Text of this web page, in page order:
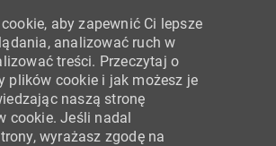
aby zapewnić Ci lepsze
analizować ruch w
treści. Przeczytaj o
plików cookie i jak możesz je
naszą stronę
cookie. Jeśli nadal
wyrażasz zgodę na